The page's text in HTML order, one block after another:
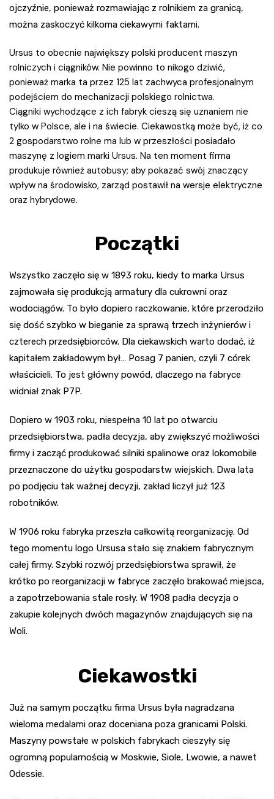
ojczyźnie, ponieważ rozmawiając z rolnikiem za granicą,
można zaskoczyć kilkoma ciekawymi faktami.
Ursus to obecnie największy polski producent maszyn
rolniczych i ciągników. Nie powinno to nikogo dziwić,
ponieważ marka ta przez 125 lat zachwyca profesjonalnym
podejściem do mechanizacji polskiego rolnictwa.
Ciągniki wychodzące z ich fabryk cieszą się uznaniem nie
tylko w Polsce, ale i na świecie. Ciekawostką może być, iż co
2 gospodarstwo rolne ma lub w przeszłości posiadało
maszynę z logiem marki Ursus. Na ten moment firma
produkuje również autobusy; aby pokazać swój znaczący
wpływ na środowisko, zarząd postawił na wersje elektryczne
oraz hybrydowe.
Początki
Wszystko zaczęło się w 1893 roku, kiedy to marka Ursus
zajmowała się produkcją armatury dla cukrowni oraz
wodociągów. To było dopiero raczkowanie, które przerodziło
się dość szybko w bieganie za sprawą trzech inżynierów i
czterech przedsiębiorców. Dla ciekawskich warto dodać, iż
kapitałem zakładowym był… Posag 7 panien, czyli 7 córek
właścicieli. To jest główny powód, dlaczego na fabryce
widniał znak P7P.
Dopiero w 1903 roku, niespełna 10 lat po otwarciu
przedsiębiorstwa, padła decyzja, aby zwiększyć możliwości
firmy i zacząć produkować silniki spalinowe oraz lokomobile
przeznaczone do użytku gospodarstw wiejskich. Dwa lata
po podjęciu tak ważnej decyzji, zakład liczył już 123
robotników.
W 1906 roku fabryka przeszła całkowitą reorganizację. Od
tego momentu logo Ursusa stało się znakiem fabrycznym
całej firmy. Szybki rozwój przedsiębiorstwa sprawił, że
krótko po reorganizacji w fabryce zaczęło brakować miejsca,
a zapotrzebowania stale rosły. W 1908 padła decyzja o
zakupie kolejnych dwóch magazynów znajdujących się na
Woli.
Ciekawostki
Już na samym początku firma Ursus była nagradzana
wieloma medalami oraz doceniana poza granicami Polski.
Maszyny powstałe w polskich fabrykach cieszyły się
ogromną popularnością w Moskwie, Siole, Lwowie, a nawet
Odessie.